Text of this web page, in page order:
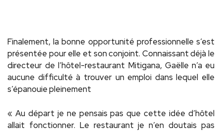
Finalement, la bonne opportunité professionnelle s’est
présentée pour elle et son conjoint. Connaissant déjà le
directeur de l’hôtel-restaurant Mitigana, Gaëlle n’a eu
aucune difficulté à trouver un emploi dans lequel elle
s’épanouie pleinement
« Au départ je ne pensais pas que cette idée d’hôtel
allait fonctionner. Le restaurant je n’en doutais pas